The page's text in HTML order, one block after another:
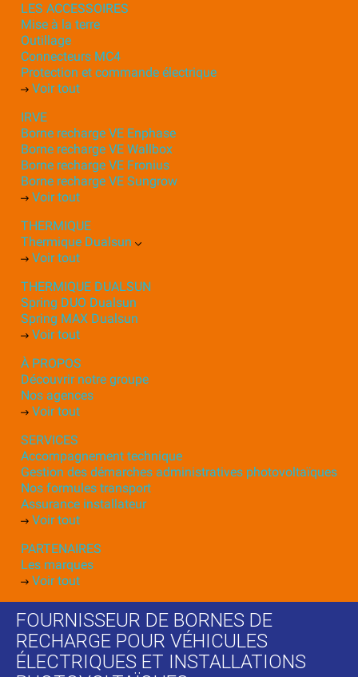
LES ACCESSOIRES
Mise à la terre
Outillage
Connecteurs MC4
Protection et commande électrique
Voir tout
IRVE
Borne recharge VE Enphase
Borne recharge VE Wallbox
Borne recharge VE Fronius
Borne recharge VE Sungrow
Voir tout
THERMIQUE
Thermique Dualsun
Voir tout
THERMIQUE DUALSUN
Spring DUO Dualsun
Spring MAX Dualsun
Voir tout
À PROPOS
Découvrir notre groupe
Nos agences
Voir tout
SERVICES
Accompagnement technique
Gestion des démarches administratives photovoltaïques
Nos formules transport
Assurance installateur
Voir tout
PARTENAIRES
Les marques
Voir tout
FOURNISSEUR DE BORNES DE
RECHARGE POUR VÉHICULES
ÉLECTRIQUES ET INSTALLATIONS